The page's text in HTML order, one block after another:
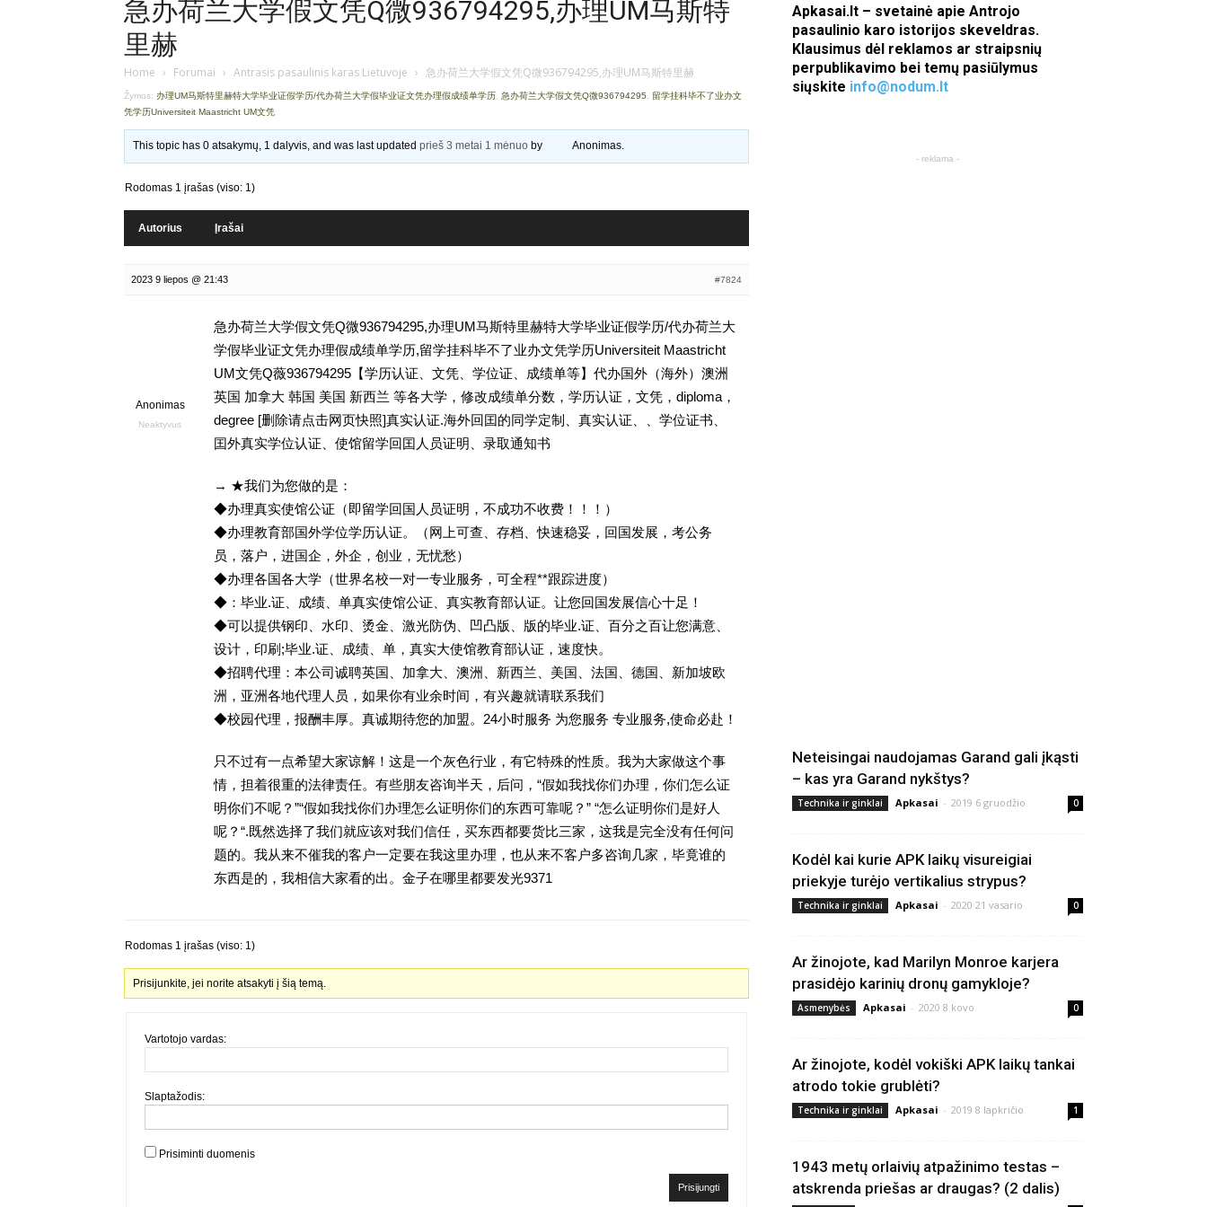
急办荷兰大学假文凭Q微936794295,办理UM马斯特
里赫
Home › Forumai › Antrasis pasaulinis karas Lietuvoje › 急办荷兰大学假文凭Q微936794295,办理UM马斯特里赫
Žymos: 办理UM马斯特里赫特大学毕业证假学历/代办荷兰大学假毕业证文凭办理假成绩单学历 急办荷兰大学假文凭Q微936794295
留学挂科毕不了业办文
凭学历Universiteit Maastricht UM文凭
This topic has 0 atsakymų, 1 dalyvis, and was last updatedprieš 3 metai 1 mėnuo by Anonimas.
Rodomas 1 įrašas (viso: 1)
Autorius Įrašai
2023 9 liepos @ 21:43 #7824
Anonimas
Neaktyvus
急办荷兰大学假文凭Q微936794295,办理UM马斯特里赫特大学毕业证假学历/代办荷兰大
学假毕业证文凭办理假成绩单学历,留学挂科毕不了业办文凭学历Universiteit Maastricht
UM文凭Q薇936794295【学历认证、文凭、学位证、成绩单等】代办国外（海外）澳洲
英国 加拿大 韩国 美国 新西兰 等各大学，修改成绩单分数，学历认证，文凭，diploma，
degree [删除请点击网页快照]真实认证.海外回囯的同学定制、真实认证、、学位证书、
囯外真实学位认证、使馆留学回囯人员证明、录取通知书
→ ★我们为您做的是：
◆办理真实使馆公证（即留学回国人员证明，不成功不收费！！！）
◆办理教育部国外学位学历认证。（网上可查、存档、快速稳妥，回国发展，考公务
员，落户，进国企，外企，创业，无忧愁）
◆办理各国各大学（世界名校一对一专业服务，可全程**跟踪进度）
◆：毕业.证、成绩、单真实使馆公证、真实教育部认证。让您回国发展信心十足！
◆可以提供钢印、水印、烫金、激光防伪、凹凸版、版的毕业.证、百分之百让您满意、
设计，印刷;毕业.证、成绩、单，真实大使馆教育部认证，速度快。
◆招聘代理：本公司诚聘英国、加拿大、澳洲、新西兰、美国、法国、德国、新加坡欧
洲，亚洲各地代理人员，如果你有业余时间，有兴趣就请联系我们
◆校园代理，报酬丰厚。真诚期待您的加盟。24小时服务 为您服务 专业服务,使命必赴！
只不过有一点希望大家谅解！这是一个灰色行业，有它特殊的性质。我为大家做这个事
情，担着很重的法律责任。有些朋友咨询半天，后问，“假如我找你们办理，你们怎么证
明你们不呢？”“假如我找你们办理怎么证明你们的东西可靠呢？” “怎么证明你们是好人
呢？“.既然选择了我们就应该对我们信任，买东西都要货比三家，这我是完全没有任何问
题的。我从来不催我的客户一定要在我这里办理，也从来不客户多咨询几家，毕竟谁的
东西是的，我相信大家看的出。金子在哪里都要发光9371
Rodomas 1 įrašas (viso: 1)
Prisijunkite, jei norite atsakyti į šią temą.
Vartotojo vardas:
Slaptažodis:
Prisiminti duomenis
Prisijungti
Apkasai.lt – svetainė apie Antrojo
pasaulinio karo istorijos skeveldras.
Klausimus dėl reklamos ar straipsnių
perpublikavimo bei temų pasiūlymus
siųskite info@nodum.lt
- reklama -
Neteisingai naudojamas Garand gali įkąsti
– kas yra Garand nykštys?
Technika ir ginklai Apkasai - 2019 6 gruodžio 0
Kodėl kai kurie APK laikų visureigiai
priekyje turėjo vertikalius strypus?
Technika ir ginklai Apkasai - 2020 21 vasario 0
Ar žinojote, kad Marilyn Monroe karjera
prasidėjo karinių dronų gamykloje?
Asmenybės Apkasai - 2020 8 kovo 0
Ar žinojote, kodėl vokiški APK laikų tankai
atrodo tokie grublėti?
Technika ir ginklai Apkasai - 2019 8 lapkričio 1
1943 metų orlaivių atpažinimo testas –
atskrenda priešas ar draugas? (2 dalis)